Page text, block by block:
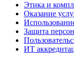
Этика и
Оказание
Защита
ИТ